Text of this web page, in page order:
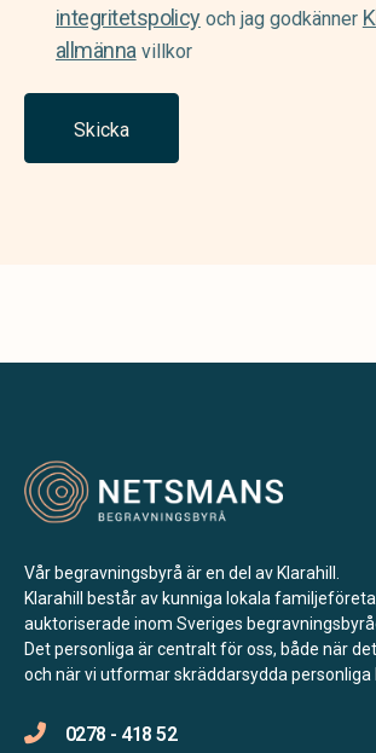
integritetspolicyoch jag godkänner
allmännavillkor
Skicka
Vår begravningsbyrå är en del av Klarahill.
Klarahill består av kunniga lokala
auktoriserade inom Sveriges
Det personliga är centralt för oss, både när
och när vi utformar skräddarsydda personliga
0278 - 418 52